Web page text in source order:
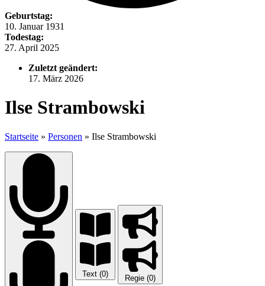
Geburtstag:
10. Januar 1931
Todestag:
27. April 2025
Zuletzt geändert:
17. März 2026
Ilse Strambowski
Startseite » Personen » Ilse Strambowski
Text (0) Regie (0)